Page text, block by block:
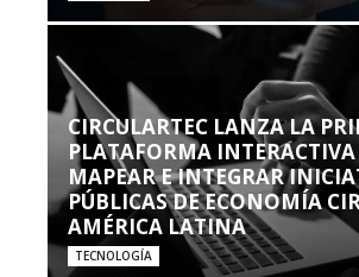
CIRCULARTEC LANZA LA
PLATAFORMA
MAPEAR E INTEGRAR
PÚBLICAS DE ECONOMÍA
AMÉRICA LATINA
TECNOLOGÍA